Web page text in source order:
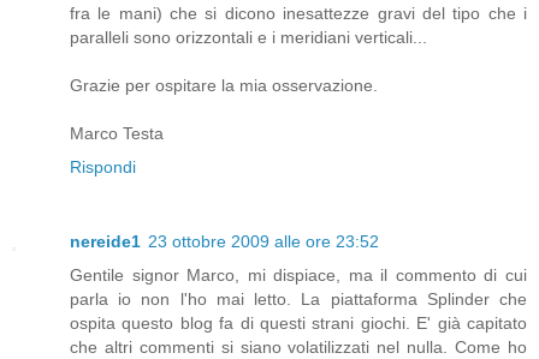
fra le mani) che si dicono inesattezze gravi del tipo che i
paralleli sono orizzontali e i meridiani verticali...
Grazie per ospitare la mia osservazione.
Marco Testa
Rispondi
nereide1 23 ottobre 2009 alle ore 23:52
Gentile signor Marco, mi dispiace, ma il commento di cui
parla io non l'ho mai letto. La piattaforma Splinder che
ospita questo blog fa di questi strani giochi. E' già capitato
che altri commenti si siano volatilizzati nel nulla. Come ho